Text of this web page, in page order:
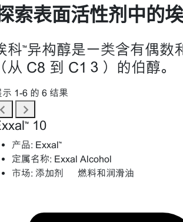
索表面活性剂中的
科™异构醇是一类含有偶数
从 C8 到 C1３）的伯醇。
示 1-6 的 6 结果
10
产品: Exxal™
定属名称: Exxal Alcohol
市场: 添加剂 – 燃料和润滑油